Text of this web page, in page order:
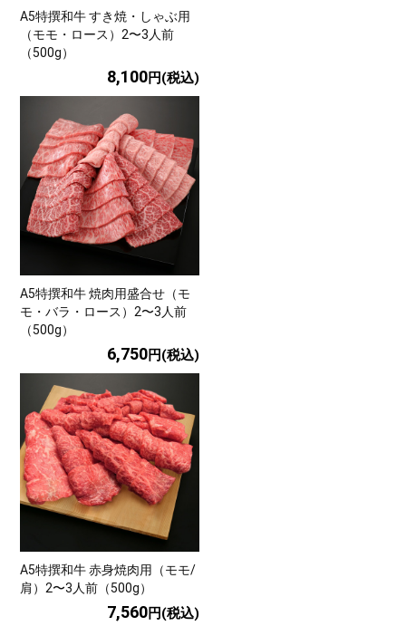
A5特撰和牛 すき焼・しゃぶ用
（モモ・ロース）2〜3人前
（500g）
8,100円(税込)
A5特撰和牛 焼肉用盛合せ（モ
モ・バラ・ロース）2〜3人前
（500g）
6,750円(税込)
A5特撰和牛 赤身焼肉用（モモ/
肩）2〜3人前（500g）
7,560円(税込)